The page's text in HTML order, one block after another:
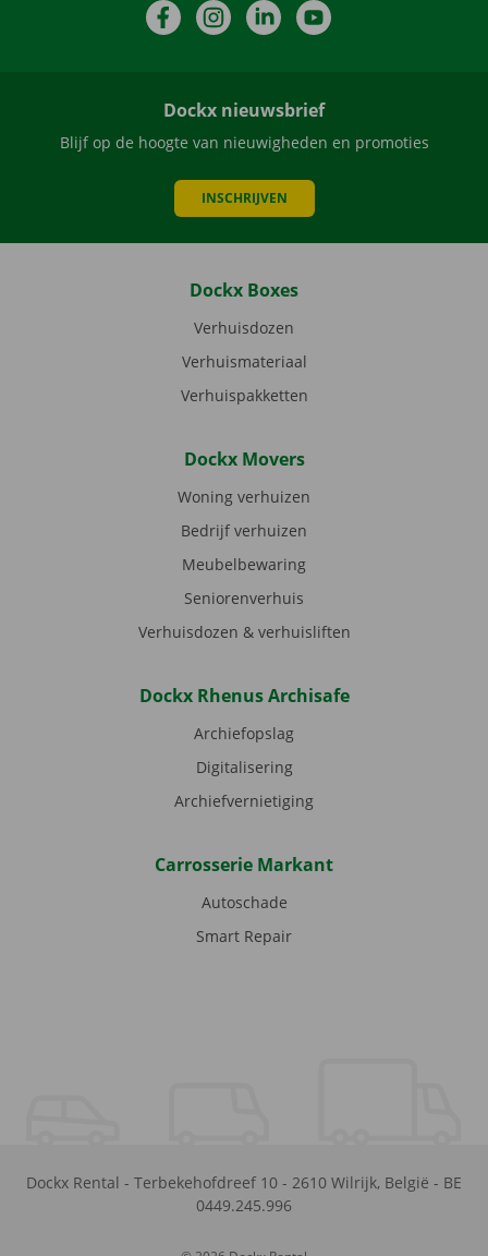
FacebookInstagramLinkedIn
Dockx nieuwsbrief
Blijf op de hoogte van nieuwigheden en promoties
INSCHRIJVEN
Dockx Boxes
Verhuisdozen
Verhuismateriaal
Verhuispakketten
Dockx Movers
Woning verhuizen
Bedrijf verhuizen
Meubelbewaring
Seniorenverhuis
Verhuisdozen & verhuisliften
Dockx Rhenus Archisafe
Archiefopslag
Digitalisering
Archiefvernietiging
Carrosserie Markant
Autoschade
Smart Repair
Dockx Rental - Terbekehofdreef 10 - 2610 Wilrijk, België - BE
0449.245.996